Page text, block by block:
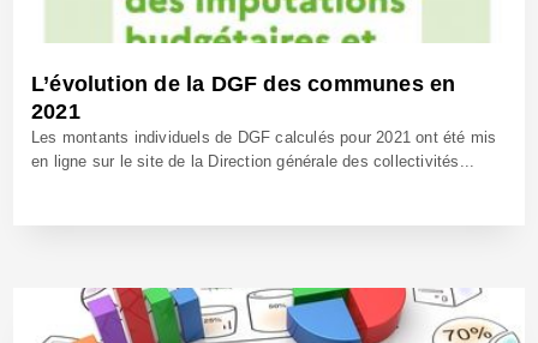
L’évolution de la DGF des communes en
2021
Les montants individuels de DGF calculés pour 2021 ont été mis
en ligne sur le site de la Direction générale des collectivités...
30 Avr 2021 - Réf: CW40727